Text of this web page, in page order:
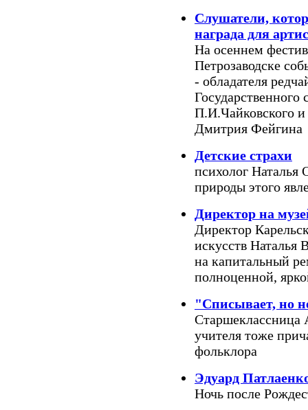
Слушатели,
награда для
На осеннем
Петрозаводске
- обладателя
Государственного
П.И.Чайковского и
Дмитрия Фейгина
Детские страхи
психолог Наталья
природы этого
Директор на
Директор
искусств Наталья
на капитальный
полноценной,
"Списывает, но
Старшеклассница
учителя тоже
фольклора
Эдуард
Ночь после